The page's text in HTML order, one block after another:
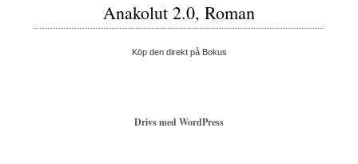
Anakolut 2.0, Roman
Köp den direkt på Bokus
Drivs med WordPress